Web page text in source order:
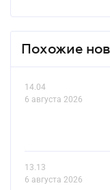
Похожие
14.04
6 августа 2026
13.13
6 августа 2026